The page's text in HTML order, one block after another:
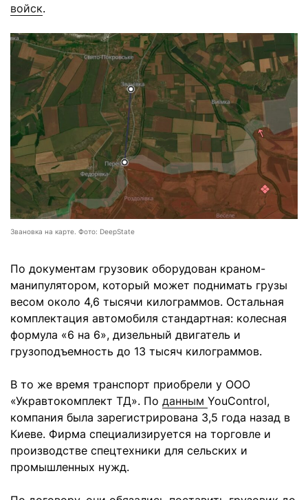
войск.
Звановка на карте. Фото: DeepState
По документам грузовик оборудован краном-
манипулятором, который может поднимать грузы
весом около 4,6 тысячи килограммов. Остальная
комплектация автомобиля стандартная: колесная
формула «6 на 6», дизельный двигатель и
грузоподъемность до 13 тысяч килограммов.
В то же время транспорт приобрели у ООО
«Укравтокомплект ТД». По данным YouControl,
компания была зарегистрирована 3,5 года назад в
Киеве. Фирма специализируется на торговле и
производстве спецтехники для сельских и
промышленных нужд.